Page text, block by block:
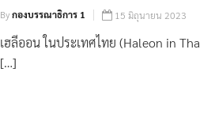
Byกองบรรณาธิการ 1 15 มิถุนายน 2023
เฮลีออน ในประเทศไทย (Haleon in
[…]